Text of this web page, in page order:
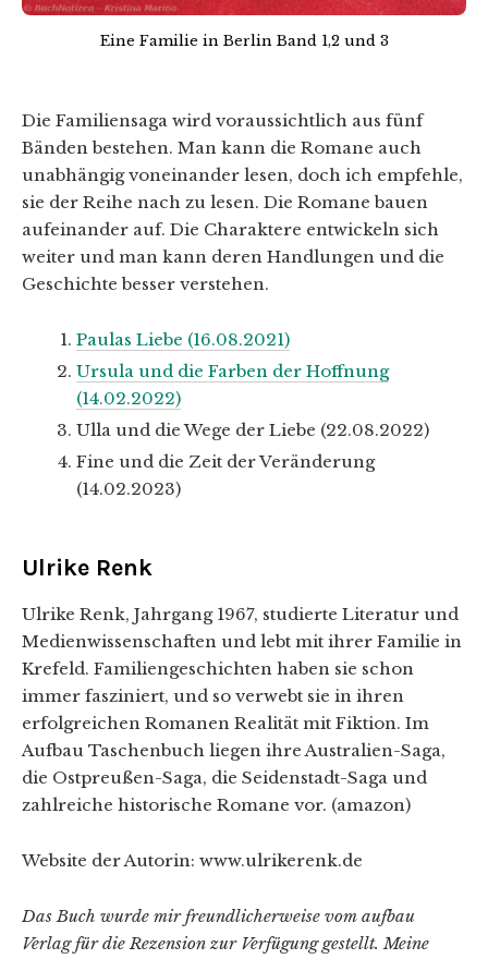
Eine Familie in Berlin Band 1,2 und 3
Die Familiensaga wird voraussichtlich aus fünf
Bänden bestehen. Man kann die Romane auch
unabhängig voneinander lesen, doch ich empfehle,
sie der Reihe nach zu lesen. Die Romane bauen
aufeinander auf. Die Charaktere entwickeln sich
weiter und man kann deren Handlungen und die
Geschichte besser verstehen.
Paulas Liebe (16.08.2021)
Ursula und die Farben der Hoffnung
(14.02.2022)
Ulla und die Wege der Liebe (22.08.2022)
Fine und die Zeit der Veränderung
(14.02.2023)
Ulrike Renk
Ulrike Renk, Jahrgang 1967, studierte Literatur und
Medienwissenschaften und lebt mit ihrer Familie in
Krefeld. Familiengeschichten haben sie schon
immer fasziniert, und so verwebt sie in ihren
erfolgreichen Romanen Realität mit Fiktion. Im
Aufbau Taschenbuch liegen ihre Australien-Saga,
die Ostpreußen-Saga, die Seidenstadt-Saga und
zahlreiche historische Romane vor. (amazon)
Website der Autorin: www.ulrikerenk.de
Das Buch wurde mir freundlicherweise vom aufbau
Verlag für die Rezension zur Verfügung gestellt. Meine